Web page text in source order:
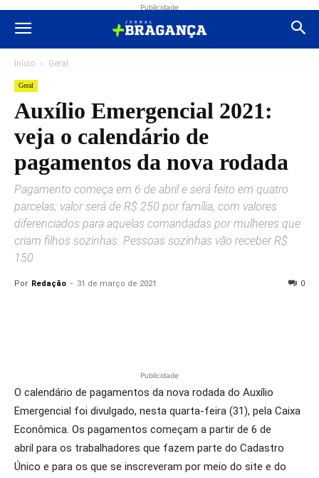
Publicidade
Início Geral
Geral
Auxílio Emergencial 2021:
veja o calendário de
pagamentos da nova rodada
Pagamento começa em 6 de abril e será feito em quatro
parcelas; valor será de R$ 250 por família, com valores
diferenciados para aquelas comandadas por mulheres que
criam filhos sozinhas. Pessoas sozinhas vão receber R$
150.
Por Redação - 31 de março de 2021 0
Publicidade
O calendário de pagamentos da nova rodada do Auxílio
Emergencial foi divulgado, nesta quarta-feira (31), pela Caixa
Econômica. Os pagamentos começam a partir de 6 de
abril para os trabalhadores que fazem parte do Cadastro
Único e para os que se inscreveram por meio do site e do